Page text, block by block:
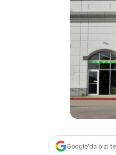
Google'da bizi